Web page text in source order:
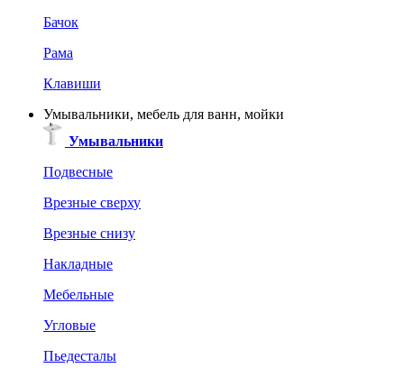
Бачок
Рама
Клавиши
Умывальники, мебель для ванн, мойки
Умывальники
Подвесные
Врезные сверху
Врезные снизу
Накладные
Мебельные
Угловые
Пьедесталы